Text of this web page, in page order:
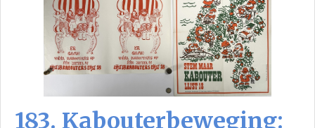
183. Kabouterbeweging: